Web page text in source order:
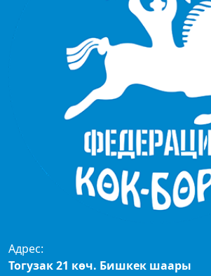
Адрес:
Тогузак 21 көч. Бишкек шаары